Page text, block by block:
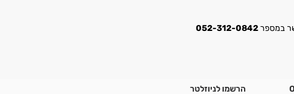
052-312-0842
הרשמו לניוזלטר